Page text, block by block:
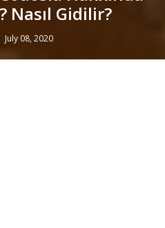
Nasıl Gidilir?
July 08, 2020